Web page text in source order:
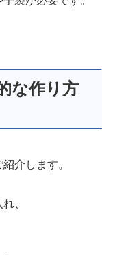
な作り方
介します。
、